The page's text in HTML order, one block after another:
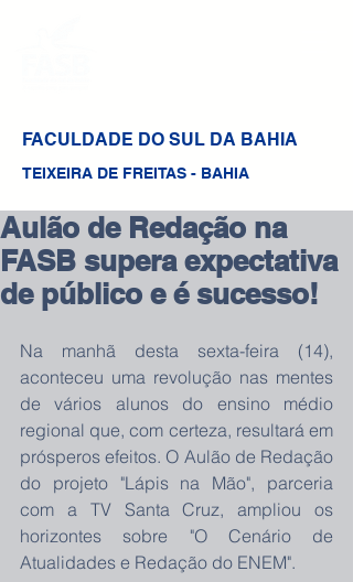
FACULDADE DO SUL DA BAHIA
TEIXEIRA DE FREITAS - BAHIA
Aulão de Redação na
FASB supera expectativa
de público e é sucesso!
Na manhã desta sexta-feira (14),
aconteceu uma revolução nas mentes
de vários alunos do ensino médio
regional que, com certeza, resultará em
prósperos efeitos. O Aulão de Redação
do projeto "Lápis na Mão", parceria
com a TV Santa Cruz, ampliou os
horizontes sobre "O Cenário de
Atualidades e Redação do ENEM".